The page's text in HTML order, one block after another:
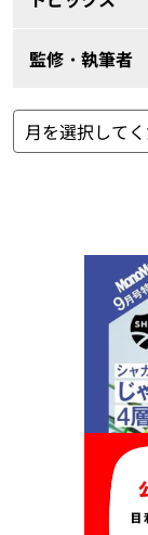
監修・執筆者